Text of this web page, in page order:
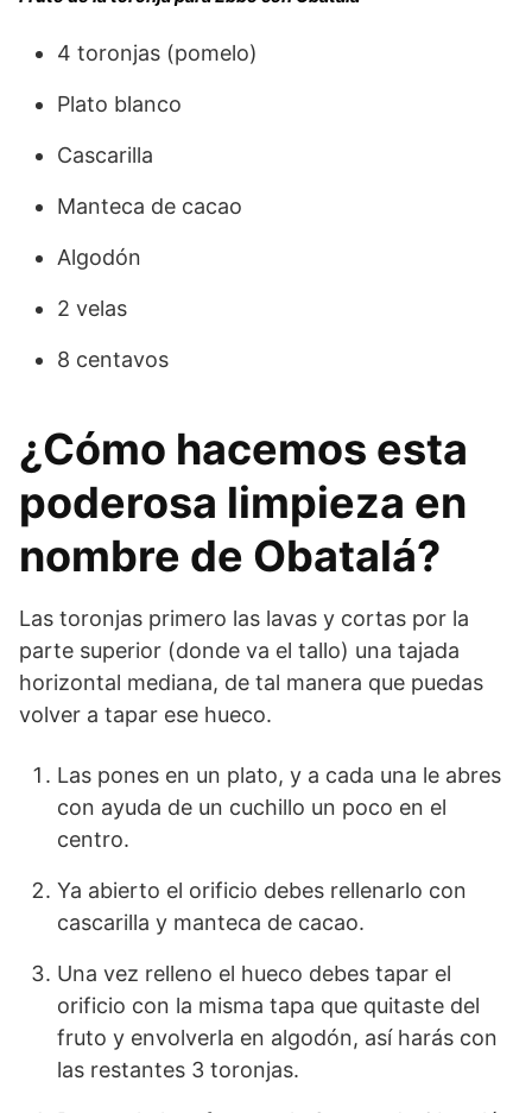
4 toronjas (pomelo)
Plato blanco
Cascarilla
Manteca de cacao
Algodón
2 velas
8 centavos
¿Cómo hacemos esta
poderosa limpieza en
nombre de Obatalá?
Las toronjas primero las lavas y cortas por la
parte superior (donde va el tallo) una tajada
horizontal mediana, de tal manera que puedas
volver a tapar ese hueco.
Las pones en un plato, y a cada una le abres
con ayuda de un cuchillo un poco en el
centro.
Ya abierto el orificio debes rellenarlo con
cascarilla y manteca de cacao.
Una vez relleno el hueco debes tapar el
orificio con la misma tapa que quitaste del
fruto y envolverla en algodón, así harás con
las restantes 3 toronjas.